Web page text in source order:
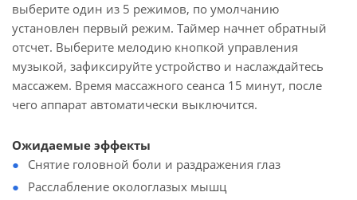
выберите один из 5 режимов, по умолчанию
установлен первый режим. Таймер начнет обратный
отсчет. Выберите мелодию кнопкой управления
музыкой, зафиксируйте устройство и наслаждайтесь
массажем. Время массажного сеанса 15 минут, после
чего аппарат автоматически выключится.
Ожидаемые эффекты
Снятие головной боли и раздражения глаз
Расслабление окологлазых мышц